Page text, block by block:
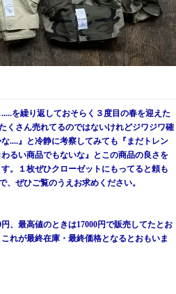
を繰り返しておそらく３度目の春を迎えた
くさん売れてるのではないけれどジワジワ確
....』と冷静に考察してみても『まだトレン
るい商品でもないな』とこの商品の良さを
。１枚ぜひクローゼットにもってると頼も
ぜひご覧のうえお求めください。
、最高値のときは17000円で販売してたとお
れが最終在庫・最終価格となるとおもいま